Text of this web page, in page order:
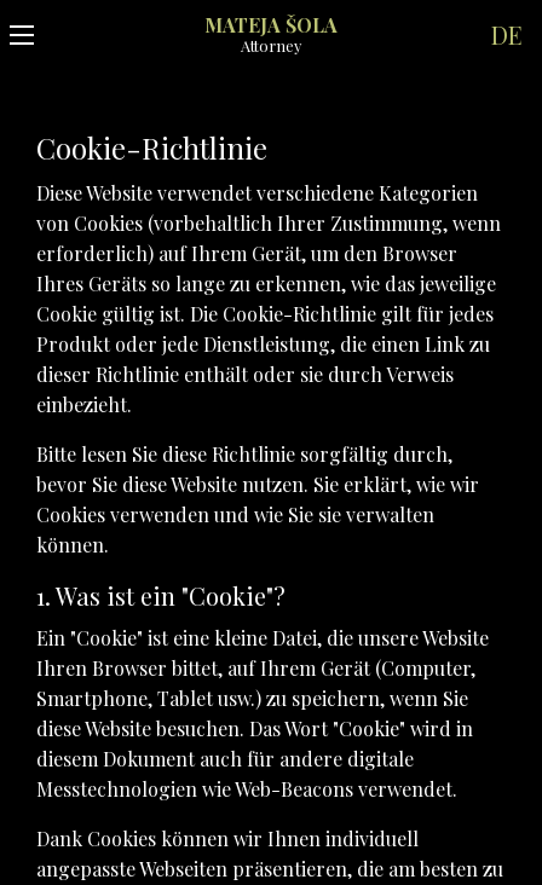
MATEJA ŠOLA
Attorney DE
Cookie-Richtlinie
Diese Website verwendet verschiedene Kategorien
von Cookies (vorbehaltlich Ihrer Zustimmung, wenn
erforderlich) auf Ihrem Gerät, um den Browser
Ihres Geräts so lange zu erkennen, wie das jeweilige
Cookie gültig ist. Die Cookie-Richtlinie gilt für jedes
Produkt oder jede Dienstleistung, die einen Link zu
dieser Richtlinie enthält oder sie durch Verweis
einbezieht.
Bitte lesen Sie diese Richtlinie sorgfältig durch,
bevor Sie diese Website nutzen. Sie erklärt, wie wir
Cookies verwenden und wie Sie sie verwalten
können.
1. Was ist ein "Cookie"?
Ein "Cookie" ist eine kleine Datei, die unsere Website
Ihren Browser bittet, auf Ihrem Gerät (Computer,
Smartphone, Tablet usw.) zu speichern, wenn Sie
diese Website besuchen. Das Wort "Cookie" wird in
diesem Dokument auch für andere digitale
Messtechnologien wie Web-Beacons verwendet.
Dank Cookies können wir Ihnen individuell
angepasste Webseiten präsentieren, die am besten zu